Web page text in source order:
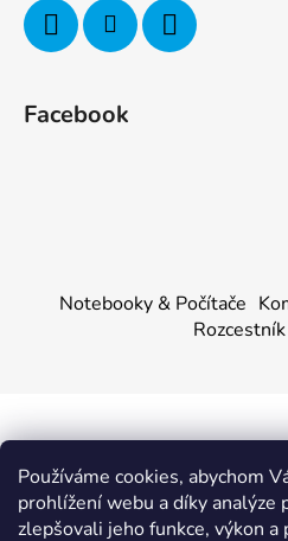
Používáme cookies, abychom
prohlížení webu a díky analýze
zlepšovali jeho funkce, výkon a
Facebook
Notebooky & Počítače
Copyright 2026
Všechna práva vyhrazena.|
osobních